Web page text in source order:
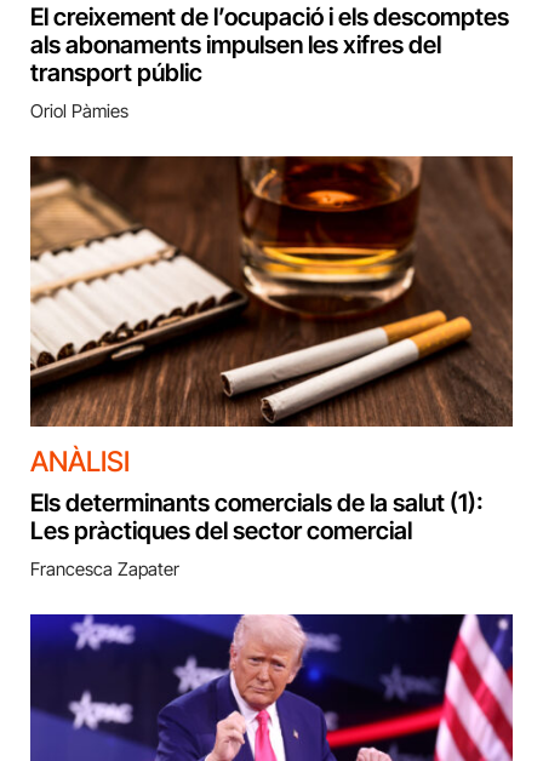
El creixement de l’ocupació i els descomptes
als abonaments impulsen les xifres del
transport públic
Oriol Pàmies
ANÀLISI
Els determinants comercials de la salut (1):
Les pràctiques del sector comercial
Francesca Zapater